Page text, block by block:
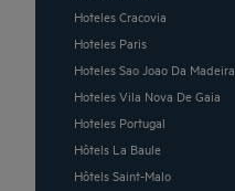
Hoteles Cracovia
Hoteles Paris
Hoteles Sao Joao Da Madeira
Hoteles Vila Nova De Gaia
Hoteles Portugal
Hôtels La Baule
Hôtels Saint-Malo